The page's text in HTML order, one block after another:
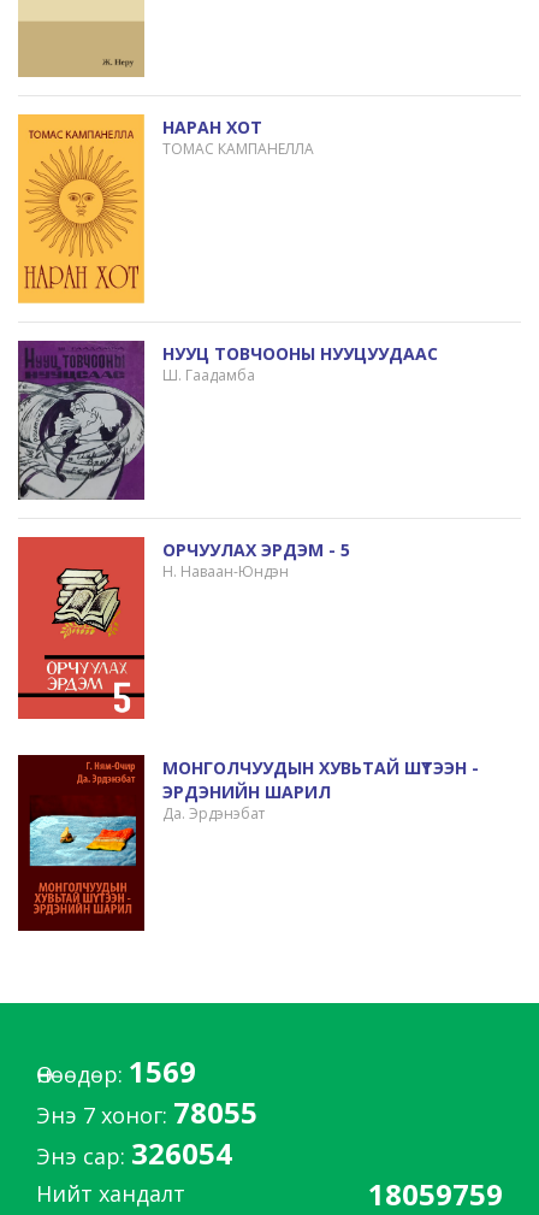
НАРАН ХОТ
ТОМАС КАМПАНЕЛЛА
НУУЦ ТОВЧООНЫ НУУЦУУДААС
Ш. Гаадамба
ОРЧУУЛАХ ЭРДЭМ - 5
Н. Наваан-Юндэн
МОНГОЛЧУУДЫН ХУВЬТАЙ ШҮТЭЭН -
ЭРДЭНИЙН ШАРИЛ
Да. Эрдэнэбат
Өнөөдөр: 1569
Энэ 7 хоног: 78055
Энэ сар: 326054
Нийт хандалт 18059759